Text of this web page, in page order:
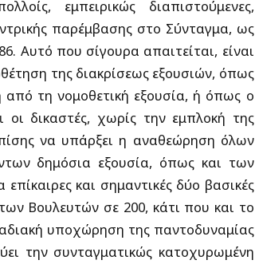
εμπειρικώς διαπιστούμενες,
παρέμβασης στο Σύνταγμα, ως
Αυτό που σίγουρα απαιτείται, είναι
της διακρίσεως εξουσιών, όπως
από τη νομοθετική εξουσία, ή όπως ο
οι δικαστές, χωρίς την εμπλοκή της
να υπάρξει η αναθεώρηση όλων
δημόσια εξουσία, όπως και των
και σημαντικές δύο βασικές
Βουλευτών σε 200, κάτι που και το
υποχώρηση της παντοδυναμίας
την συνταγματικώς κατοχυρωμένη